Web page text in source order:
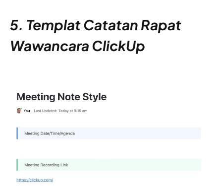
5. Templat Catatan Rapat
Wawancara ClickUp